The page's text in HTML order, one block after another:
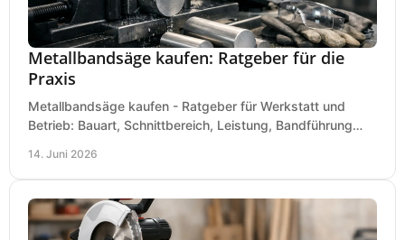
Metallbandsäge kaufen: Ratgeber für die
Praxis
Metallbandsäge kaufen - Ratgeber für Werkstatt und
Betrieb: Bauart, Schnittbereich, Leistung, Bandführung
14. Juni 2026